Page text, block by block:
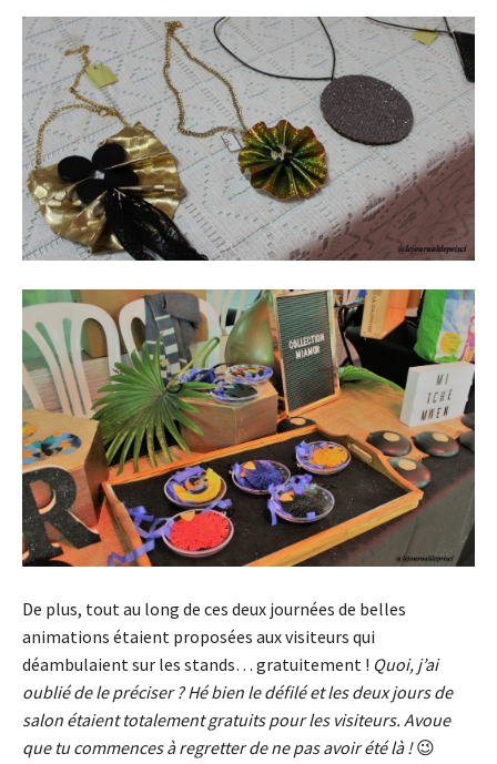
De plus, tout au long de ces deux journées de belles
animations étaient proposées aux visiteurs qui
déambulaient sur les stands… gratuitement ! Quoi, j’ai
oublié de le préciser ? Hé bien le défilé et les deux jours de
salon étaient totalement gratuits pour les visiteurs. Avoue
que tu commences à regretter de ne pas avoir été là !😉